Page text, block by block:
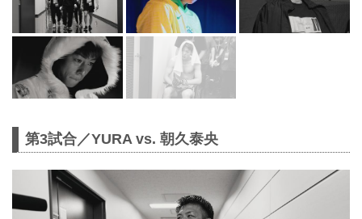
第3試合／YURA vs. 朝久泰央